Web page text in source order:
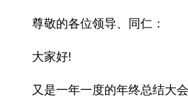
尊敬的各位领导、同仁：
大家好!
又是一年一度的年终总结大